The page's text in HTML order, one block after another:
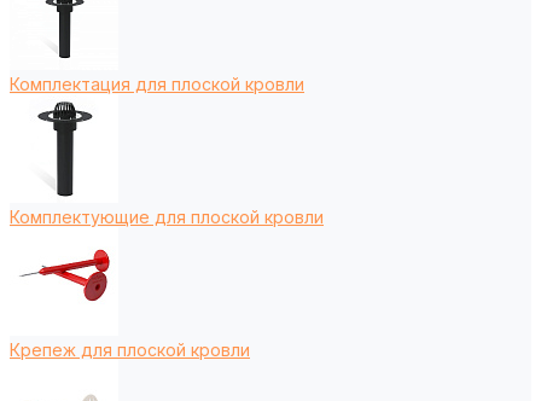
Комплектация для плоской кровли
Комплектующие для плоской кровли
Крепеж для плоской кровли